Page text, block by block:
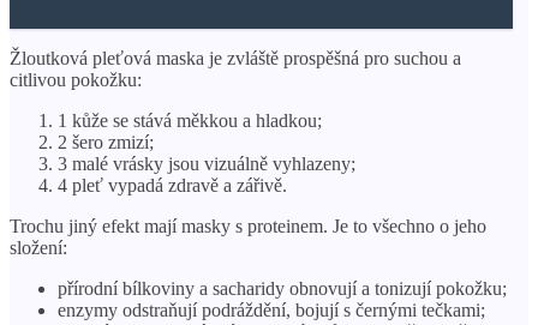
Žloutková pleťová maska ​​je zvláště prospěšná pro suchou a
citlivou pokožku:
1 kůže se stává měkkou a hladkou;
2 šero zmizí;
3 malé vrásky jsou vizuálně vyhlazeny;
4 pleť vypadá zdravě a zářivě.
Trochu jiný efekt mají masky s proteinem. Je to všechno o jeho
složení:
přírodní bílkoviny a sacharidy obnovují a tonizují pokožku;
enzymy odstraňují podráždění, bojují s černými tečkami;